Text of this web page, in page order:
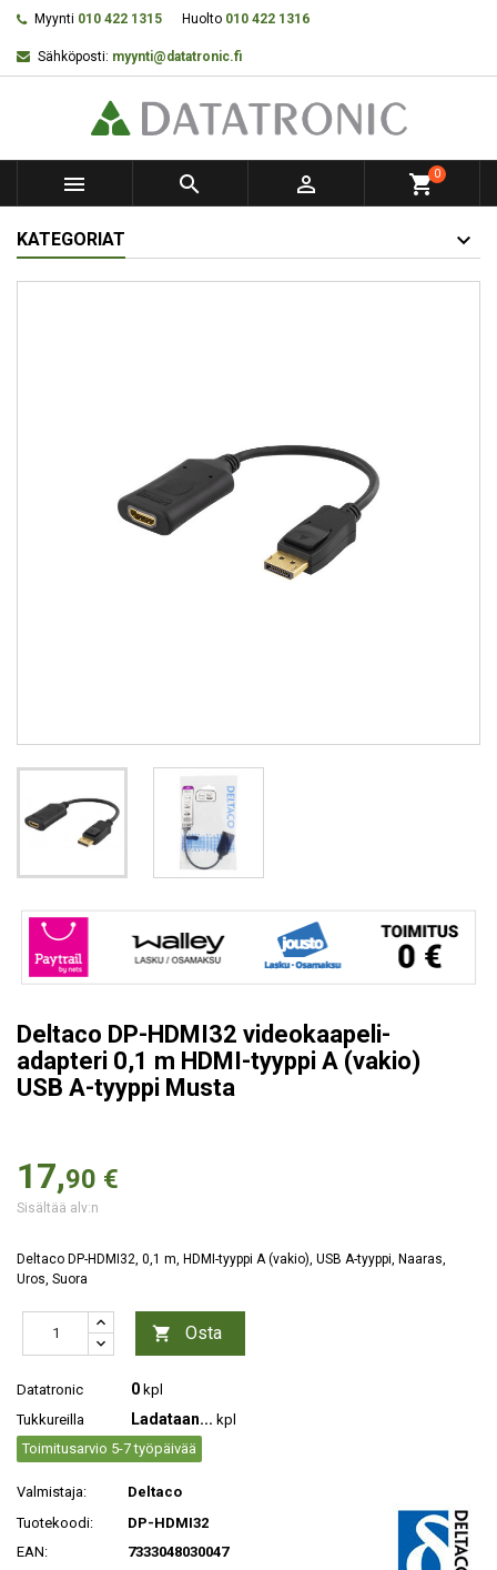
Myynti 010 422 1315 Huolto 010 422 1316
Sähköposti: myynti@datatronic.fi
   shopping_cart0
KATEGORIAT
Deltaco DP-HDMI32 videokaapeli-
adapteri 0,1 m HDMI-tyyppi A (vakio)
USB A-tyyppi Musta
17,90 €
Sisältää alv:n
Deltaco DP-HDMI32, 0,1 m, HDMI-tyyppi A (vakio), USB A-tyyppi, Naaras,
Uros, Suora
 Osta
Datatronic 0 kpl
Tukkureilla
Ladataan... kpl
Toimitusarvio 5-7 työpäivää
Valmistaja:
Deltaco
Tuotekoodi:
DP-HDMI32
EAN:
7333048030047